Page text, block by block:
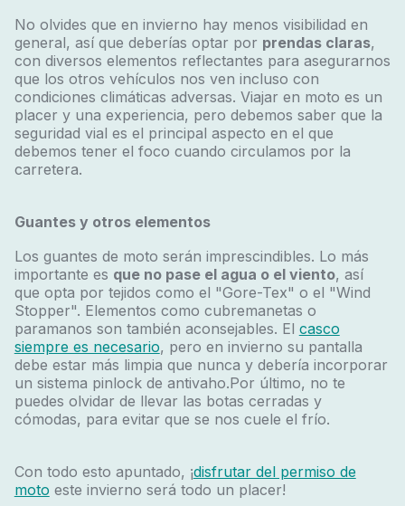
No olvides que en invierno hay menos visibilidad en
general, así que deberías optar por prendas claras,
con diversos elementos reflectantes para asegurarnos
que los otros vehículos nos ven incluso con
condiciones climáticas adversas. Viajar en moto es un
placer y una experiencia, pero debemos saber que la
seguridad vial es el principal aspecto en el que
debemos tener el foco cuando circulamos por la
carretera.
Guantes y otros elementos
Los guantes de moto serán imprescindibles. Lo más
importante es que no pase el agua o el viento, así
que opta por tejidos como el "Gore-Tex" o el "Wind
Stopper". Elementos como cubremanetas o
paramanos son también aconsejables. El casco
siempre es necesario, pero en invierno su pantalla
debe estar más limpia que nunca y debería incorporar
un sistema pinlock de antivaho.Por último, no te
puedes olvidar de llevar las botas cerradas y
cómodas, para evitar que se nos cuele el frío.
Con todo esto apuntado, ¡disfrutar del permiso de
moto este invierno será todo un placer!